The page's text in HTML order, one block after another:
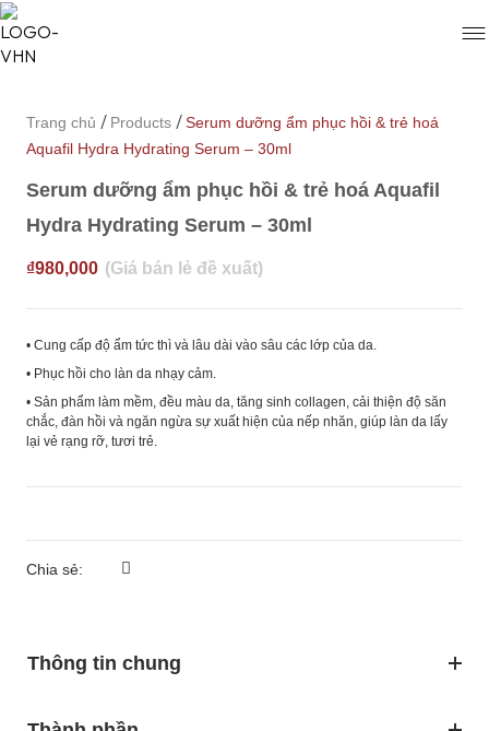
Trang chủ / Products /Serum dưỡng ẩm phục hồi & trẻ hoá
Aquafil Hydra Hydrating Serum – 30ml
Serum dưỡng ẩm phục hồi & trẻ hoá Aquafil
Hydra Hydrating Serum – 30ml
₫980,000
• Cung cấp độ ẩm tức thì và lâu dài vào sâu các lớp của da.
• Phục hồi cho làn da nhạy cảm.
• Sản phẩm làm mềm, đều màu da, tăng sinh collagen, cải thiện độ săn
chắc, đàn hồi và ngăn ngừa sự xuất hiện của nếp nhăn, giúp làn da lấy
lại vẻ rạng rỡ, tươi trẻ.
Chia sẻ:
Thông tin chung